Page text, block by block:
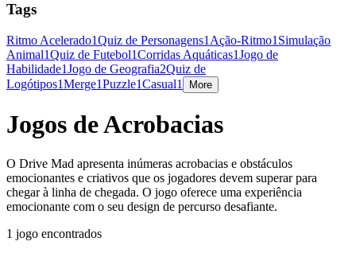
Tags
Ritmo Acelerado1Quiz de Personagens1 Ação-Ritmo1 Simulação
Animal1Quiz de Futebol1Corridas Aquáticas1Jogo de
Habilidade1Jogo de Geografia2Quiz de
Logótipos1Merge1Puzzle1Casual1 More
Jogos de Acrobacias
O Drive Mad apresenta inúmeras acrobacias e obstáculos
emocionantes e criativos que os jogadores devem superar para
chegar à linha de chegada. O jogo oferece uma experiência
emocionante com o seu design de percurso desafiante.
1 jogo encontrados